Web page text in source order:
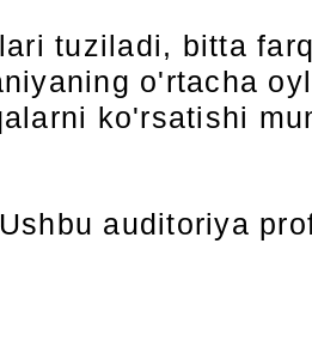
tuziladi, bitta
o'rtacha
ko'rsatishi
auditoriya